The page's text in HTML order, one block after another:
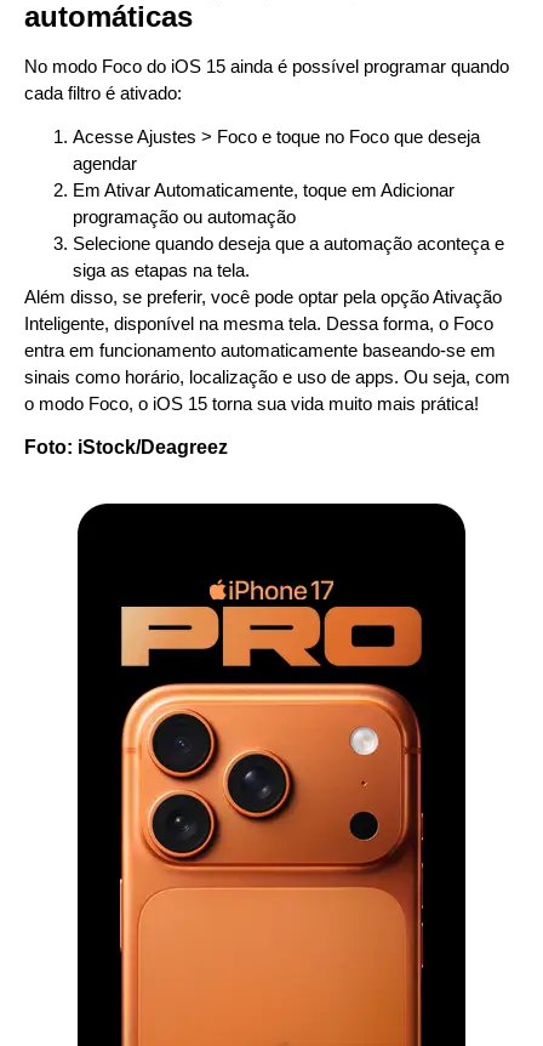
automáticas
No modo Foco do iOS 15 ainda é possível programar quando
cada filtro é ativado:
Acesse Ajustes > Foco e toque no Foco que deseja
agendar
Em Ativar Automaticamente, toque em Adicionar
programação ou automação
Selecione quando deseja que a automação aconteça e
siga as etapas na tela.
Além disso, se preferir, você pode optar pela opção Ativação
Inteligente, disponível na mesma tela. Dessa forma, o Foco
entra em funcionamento automaticamente baseando-se em
sinais como horário, localização e uso de apps. Ou seja, com
o modo Foco, o iOS 15 torna sua vida muito mais prática!
Foto: iStock/Deagreez